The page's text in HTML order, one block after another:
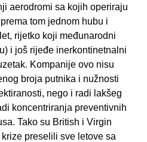
aerodromi sa kojih operiraju
tom jednom hubu i
rijetko koji međunarodni
i još rijeđe inerkontinetnalni
Kompanije ovo nisu
broja putnika i nužnosti
nego i radi lakšeg
koncentriranja preventivnih
Tako su British i Virgin
preselili sve letove sa